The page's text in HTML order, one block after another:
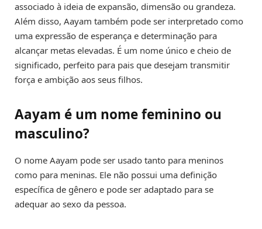
associado à ideia de expansão, dimensão ou grandeza.
Além disso, Aayam também pode ser interpretado como
uma expressão de esperança e determinação para
alcançar metas elevadas. É um nome único e cheio de
significado, perfeito para pais que desejam transmitir
força e ambição aos seus filhos.
Aayam é um nome feminino ou
masculino?
O nome Aayam pode ser usado tanto para meninos
como para meninas. Ele não possui uma definição
específica de gênero e pode ser adaptado para se
adequar ao sexo da pessoa.